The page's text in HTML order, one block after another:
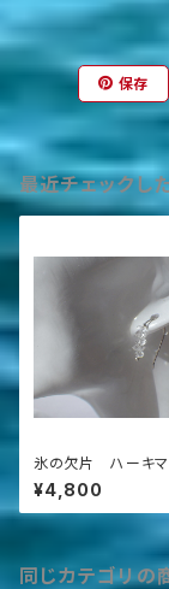
保存
最近チェックし
氷の欠片 ハーキ
*sv925*
¥4,800
同じカテゴリの